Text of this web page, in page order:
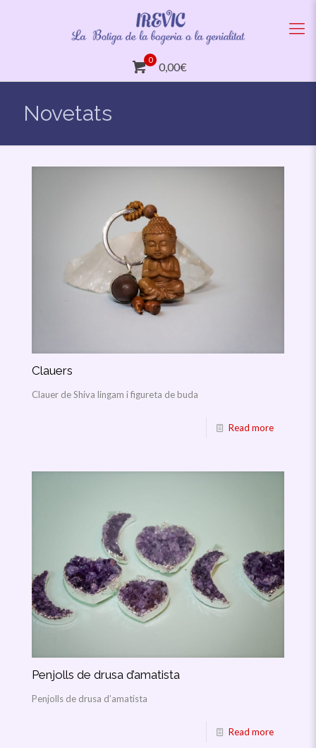
0
0,00€
Novetats
Clauers
Clauer de Shiva lingam i figureta de buda
Read more
Penjolls de drusa d’amatista
Penjolls de drusa d’amatista
Read more